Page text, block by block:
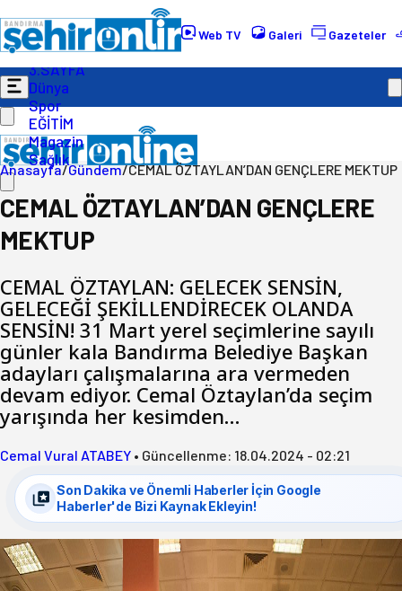
Web TV Galeri Gazeteler
Gündem
Ekonomi
Politika
3.SAYFA
Dünya
Spor
EĞİTİM
Magazin
Sağlık
Anasayfa/Gündem/CEMAL ÖZTAYLAN’DAN GENÇLERE MEKTUP
CEMAL ÖZTAYLAN’DAN GENÇLERE
MEKTUP
CEMAL ÖZTAYLAN: GELECEK SENSİN,
GELECEĞİ ŞEKİLLENDİRECEK OLANDA
SENSİN! 31 Mart yerel seçimlerine sayılı
günler kala Bandırma Belediye Başkan
adayları çalışmalarına ara vermeden
devam ediyor. Cemal Öztaylan’da seçim
yarışında her kesimden…
Cemal Vural ATABEY • Güncellenme: 18.04.2024 - 02:21
Son Dakika ve Önemli Haberler İçin Google
Haberler'de Bizi Kaynak Ekleyin!